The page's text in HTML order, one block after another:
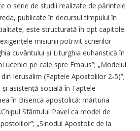
o serie de studii realizate de părintele
publicate în decursul timpului în
este structurată în opt capitole:
misiunii potrivit scrierilor
cuvântului și Liturghia euharistică în
ucenici pe cale spre Emaus”; „Modelul
Ierusalim (Faptele Apostolilor 2-5)”;
asistență socială în Faptele
în Biserica apostolică: mărturia
Sfântului Pavel ca model de
„Sinodul Apostolic de la